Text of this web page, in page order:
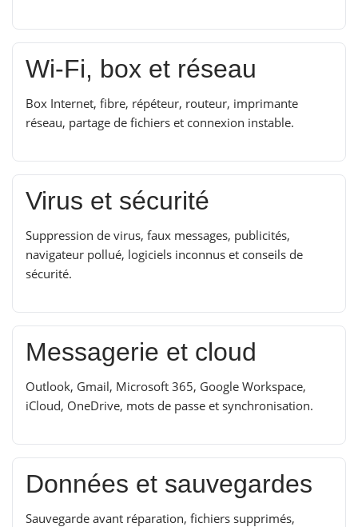
Wi-Fi, box et réseau
Box Internet, fibre, répéteur, routeur, imprimante
réseau, partage de fichiers et connexion instable.
Virus et sécurité
Suppression de virus, faux messages, publicités,
navigateur pollué, logiciels inconnus et conseils de
sécurité.
Messagerie et cloud
Outlook, Gmail, Microsoft 365, Google Workspace,
iCloud, OneDrive, mots de passe et synchronisation.
Données et sauvegardes
Sauvegarde avant réparation, fichiers supprimés,